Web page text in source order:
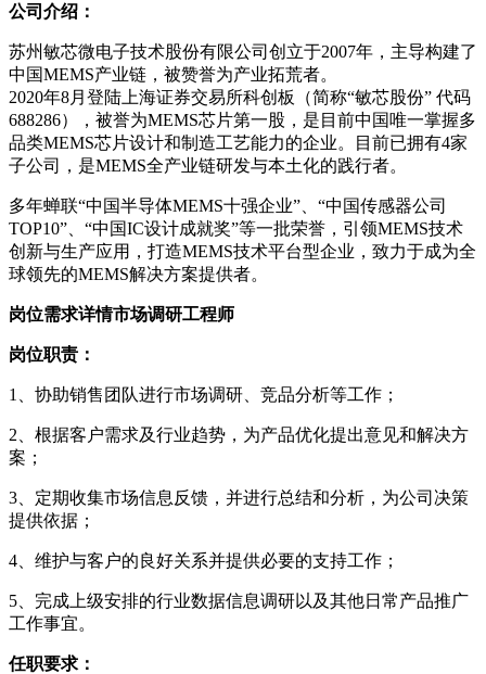
公司 介绍：
苏州敏芯微电子技术股份有限公司创立于2007年，主导构建了
中国MEMS产业链，被赞誉为产业拓荒者。
2020年8月登陆上海证券交易所科创板（简称“敏芯股份” 代码
688286），被誉为MEMS芯片第一股，是目前中国唯一掌握多
品类MEMS芯片设计和制造工艺能力的企业。目前已拥有4家
子公司，是MEMS全产业链研发与本土化的践行者。
多年蝉联“中国半导体MEMS十强企业”、“中国传感器公司
TOP10”、“中国IC设计成就奖”等一批荣誉，引领MEMS技术
创新与生产应用，打造MEMS技术平台型企业，致力于成为全
球领先的MEMS解决方案提供者。
岗位需求详情市场调研工程师
岗位职责：
1、协助销售团队进行市场调研、竞品分析等工作；
2、根据客户需求及行业趋势，为产品优化提出意见和解决方
案；
3、定期收集市场信息反馈，并进行总结和分析，为公司决策
提供依据；
4、维护与客户的良好关系并提供必要的支持工作；
5、完成上级安排的行业数据信息调研以及其他日常产品推广
工作事宜。
任职要求：